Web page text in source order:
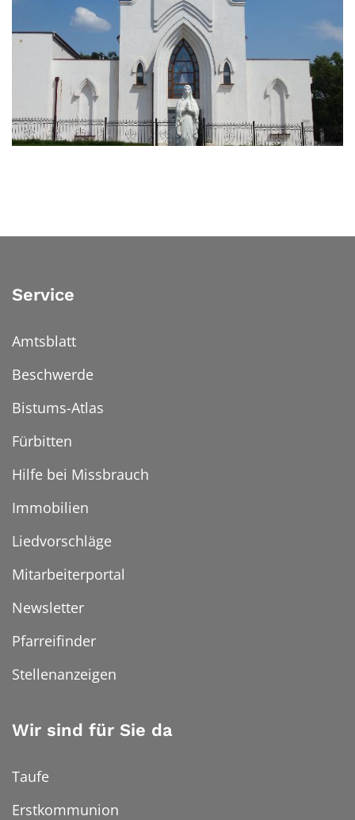
© Privat
Service
Amtsblatt
Beschwerde
Bistums-Atlas
Fürbitten
Hilfe bei Missbrauch
Immobilien
Liedvorschläge
Mitarbeiterportal
Newsletter
Pfarreifinder
Stellenanzeigen
Wir sind für Sie da
Taufe
Erstkommunion